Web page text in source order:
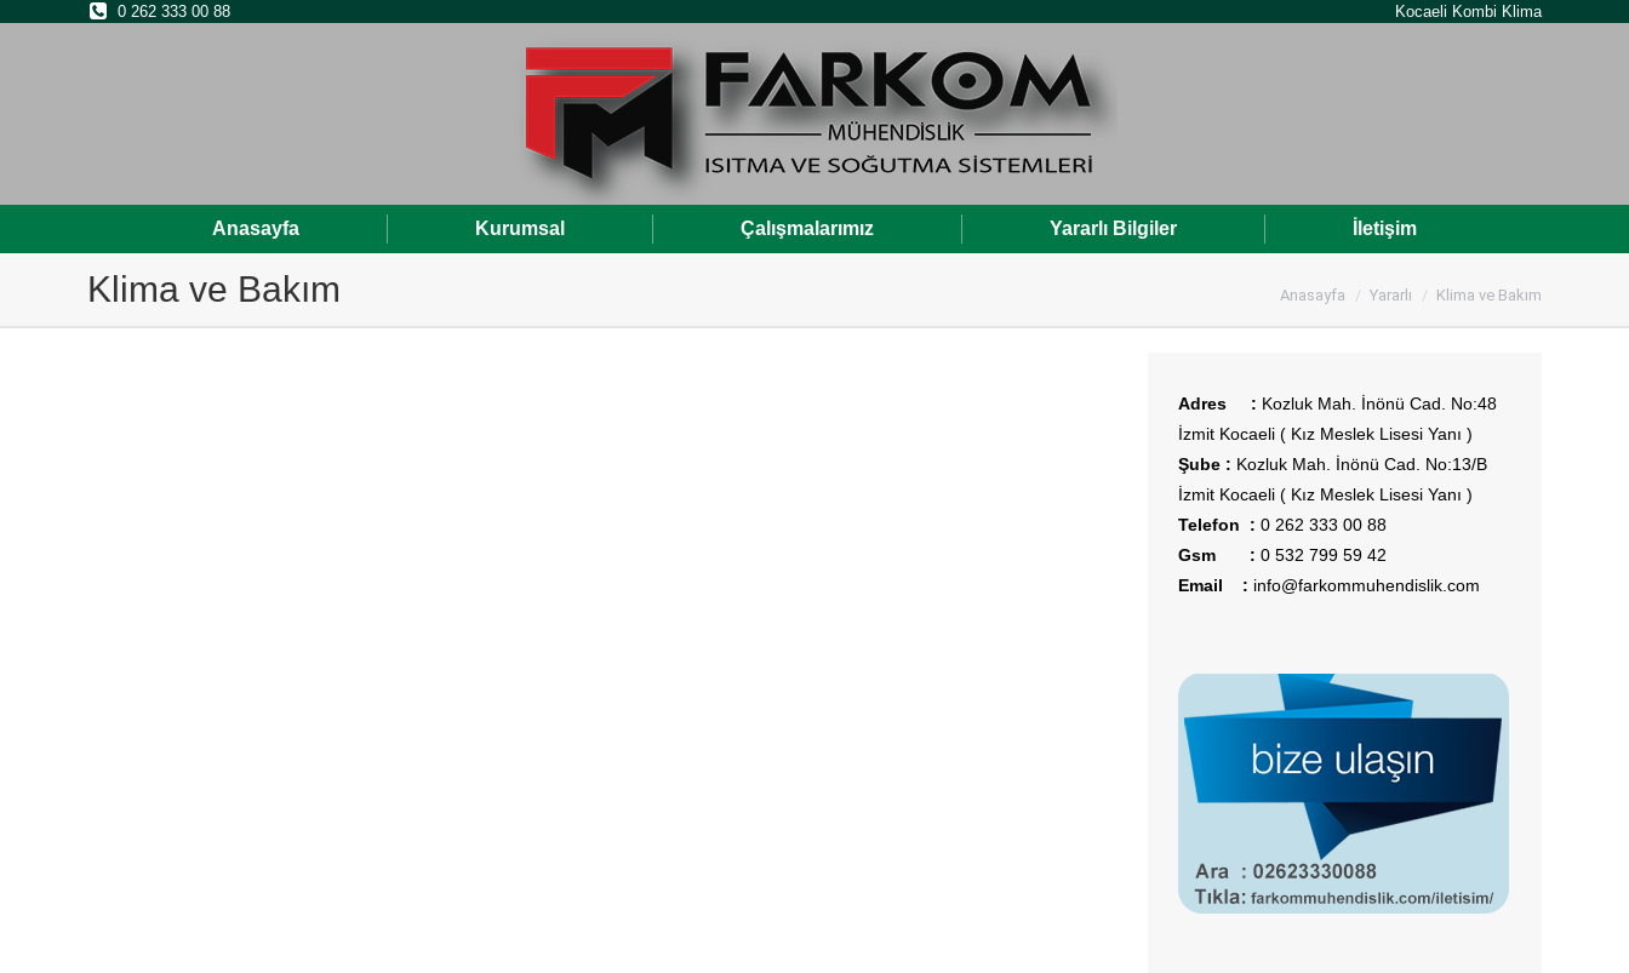
0 262 333 00 88 Kocaeli Kombi Klima
Anasayfa Kurumsal Çalışmalarımız Yararlı Bilgiler İletişim
Klima ve Bakım Kocaeli Kombi Servisi
Anasayfa Yararlı Klima ve Bakım
Adres : Kozluk Mah. İnönü Cad. No:48
İzmit Kocaeli ( Kız Meslek Lisesi Yanı )
Şube : Kozluk Mah. İnönü Cad. No:13/B
İzmit Kocaeli ( Kız Meslek Lisesi Yanı )
Telefon : 0 262 333 00 88
Gsm : 0 532 799 59 42
Email : info@farkommuhendislik.com